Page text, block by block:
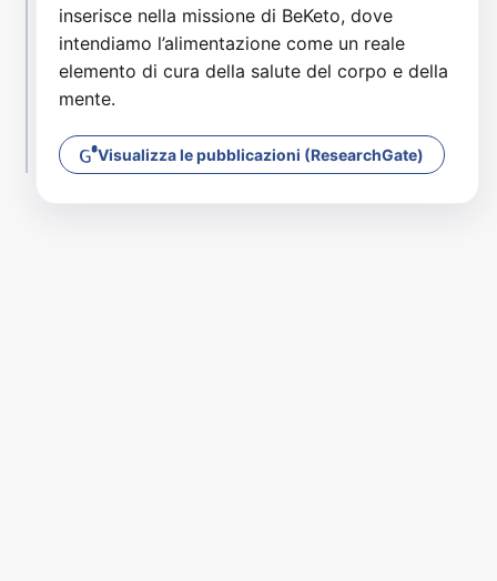
inserisce nella missione di BeKeto, dove
intendiamo l’alimentazione come un reale
elemento di cura della salute del corpo e della
mente.
Visualizza le pubblicazioni (ResearchGate)